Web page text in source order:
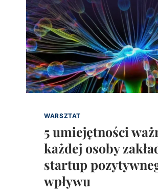
WARSZTAT
5 umiejętności
każdej osoby
startup
wpływu